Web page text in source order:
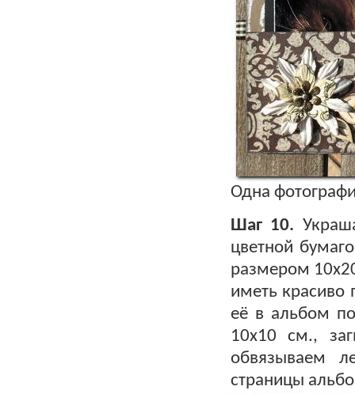
Одна
Шаг 10.
цветной
размером
иметь красиво
её в альбом
10х10 см.,
обвязываем
страницы